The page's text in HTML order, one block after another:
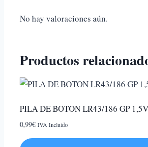
No hay valoraciones aún.
Productos
PILA DE BOTON LR43/186 GP 1,5V
0,99€ IVA Incluido